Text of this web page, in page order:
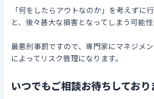
「何をしたらアウトなのか」を考えずに
と、後々甚大な損害となってしまう可能性
最悪刑事罰ですので、専門家にマネジメ
によってリスク管理になります。
いつでもご相談お待ちしており